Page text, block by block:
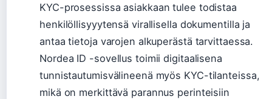
KYC-prosessissa asiakkaan tulee todistaa
henkilöllisyyytensä virallisella dokumentilla ja
antaa tietoja varojen alkuperästä tarvittaessa.
Nordea ID -sovellus toimii digitaalisena
tunnistautumisvälineenä myös KYC-tilanteissa,
mikä on merkittävä parannus perinteisiin